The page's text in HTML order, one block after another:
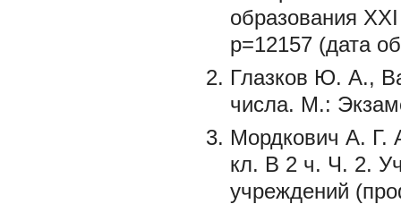
образования
p=12157 (дата
Глазков Ю. А.,
числа. М.:
Мордкович А. Г.
кл. В 2 ч. Ч. 2.
учреждений